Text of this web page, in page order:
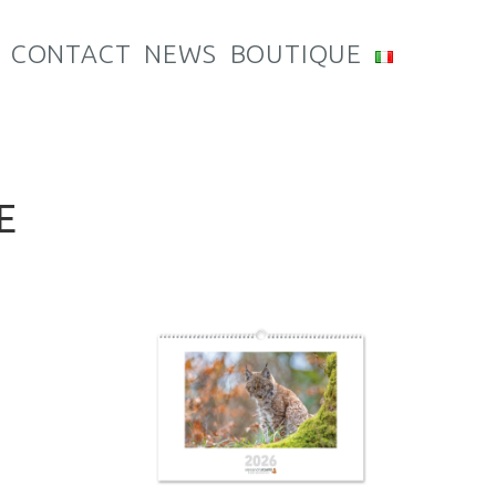
CONTACT NEWS BOUTIQUE